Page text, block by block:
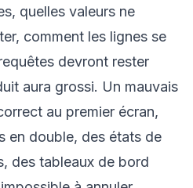
quelles valeurs ne
comment les lignes se
devront rester
aura grossi. Un mauvais
au premier écran,
en double, des états de
des tableaux de bord